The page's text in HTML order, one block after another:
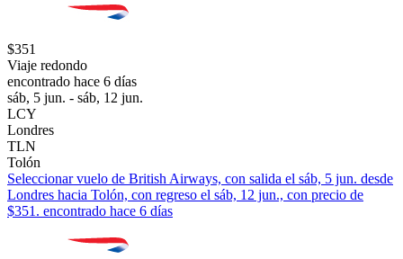
$351
Viaje redondo
encontrado hace 6 días
sáb, 5 jun. - sáb, 12 jun.
LCY
Londres
TLN
Tolón
Seleccionar vuelo de British Airways, con salida el sáb, 5 jun. desde
Londres hacia Tolón, con regreso el sáb, 12 jun., con precio de
$351. encontrado hace 6 días